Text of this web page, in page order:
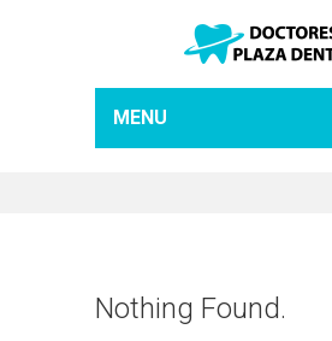
MENU
Nothing Found.